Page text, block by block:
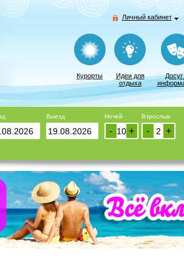
Личный кабинет
Курорты
Идеи для
отдыха
Досуг
Выезд Ночей
+
-
Взрослые
+
-